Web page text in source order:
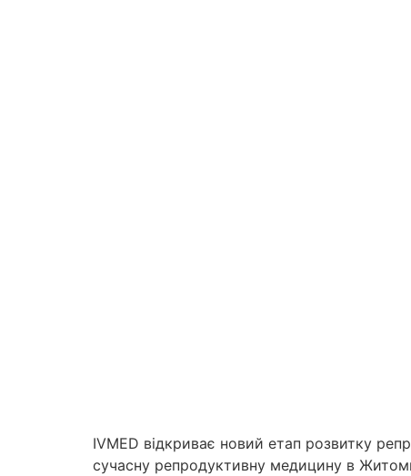
IVMED відкриває новий етап розвитку
сучасну репродуктивну медицину в